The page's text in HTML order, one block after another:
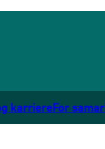
karriereFor